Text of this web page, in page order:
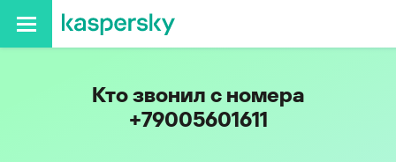
Кто звонил с номера
+79005601611